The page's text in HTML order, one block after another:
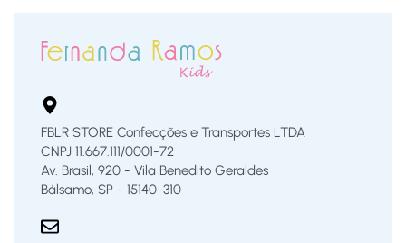
FBLR STORE Confecções e Transportes LTDA
CNPJ 11.667.111/0001-72
Av. Brasil, 920 - Vila Benedito Geraldes
Bálsamo, SP - 15140-310